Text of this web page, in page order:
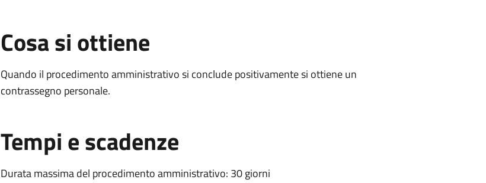
Cosa si ottiene
Quando il procedimento amministrativo si conclude positivamente si ottiene un
contrassegno personale.
Tempi e scadenze
Durata massima del procedimento amministrativo: 30 giorni